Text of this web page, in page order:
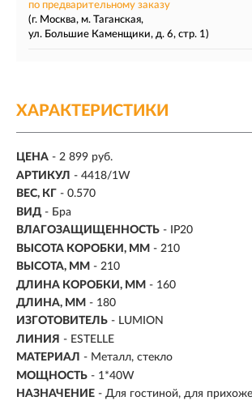
по предварительному заказу
(г. Москва, м. Таганская,
ул. Большие Каменщики, д. 6, стр. 1)
ХАРАКТЕРИСТИКИ
ЦЕНА - 2 899 руб.
АРТИКУЛ - 4418/1W
ВЕС, КГ - 0.570
ВИД - Бра
ВЛАГОЗАЩИЩЕННОСТЬ - IP20
ВЫСОТА КОРОБКИ, ММ - 210
ВЫСОТА, ММ - 210
ДЛИНА КОРОБКИ, ММ - 160
ДЛИНА, ММ - 180
ИЗГОТОВИТЕЛЬ - LUMION
ЛИНИЯ - ESTELLE
МАТЕРИАЛ - Металл, стекло
МОЩНОСТЬ - 1*40W
НАЗНАЧЕНИЕ - Для гостиной, для